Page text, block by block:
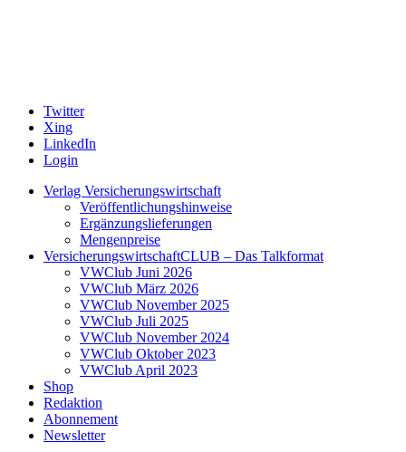
Twitter
Xing
LinkedIn
Login
Verlag Versicherungswirtschaft
Veröffentlichungshinweise
Ergänzungslieferungen
Mengenpreise
VersicherungswirtschaftCLUB – Das Talkformat
VWClub Juni 2026
VWClub März 2026
VWClub November 2025
VWClub Juli 2025
VWClub November 2024
VWClub Oktober 2023
VWClub April 2023
Shop
Redaktion
Abonnement
Newsletter